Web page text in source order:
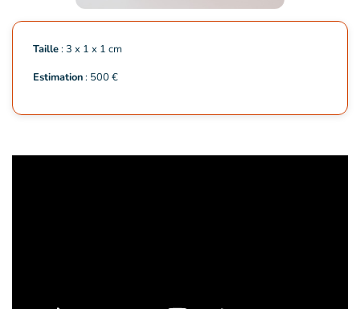
Taille: 3 x 1 x 1 cm
Estimation: 500 €